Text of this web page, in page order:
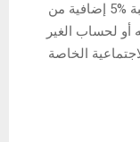
تخضع أجرة الفنان غير المتفرغ لاقتطاع نسبة %5 إضافية من
لحساب الغير
الخاصة